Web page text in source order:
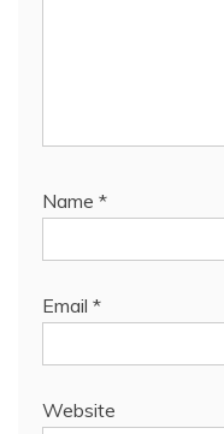
Name *
Email *
Website